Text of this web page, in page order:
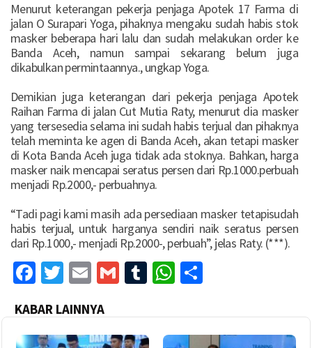
Menurut keterangan pekerja penjaga Apotek 17 Farma di
jalan O Surapari Yoga, pihaknya mengaku sudah habis stok
masker beberapa hari lalu dan sudah melakukan order ke
Banda Aceh, namun sampai sekarang belum juga
dikabulkan permintaannya., ungkap Yoga.
Demikian juga keterangan dari pekerja penjaga Apotek
Raihan Farma di jalan Cut Mutia Raty, menurut dia masker
yang tersesedia selama ini sudah habis terjual dan pihaknya
telah meminta ke agen di Banda Aceh, akan tetapi masker
di Kota Banda Aceh juga tidak ada stoknya. Bahkan, harga
masker naik mencapai seratus persen dari Rp.1000.perbuah
menjadi Rp.2000,- perbuahnya.
“Tadi pagi kami masih ada persediaan masker tetapisudah
habis terjual, untuk harganya sendiri naik seratus persen
dari Rp.1000,- menjadi Rp.2000-, perbuah”, jelas Raty. (***).
Facebook
Twitter
EmailGmailTumblrWhatsApp
KABAR LAINNYA